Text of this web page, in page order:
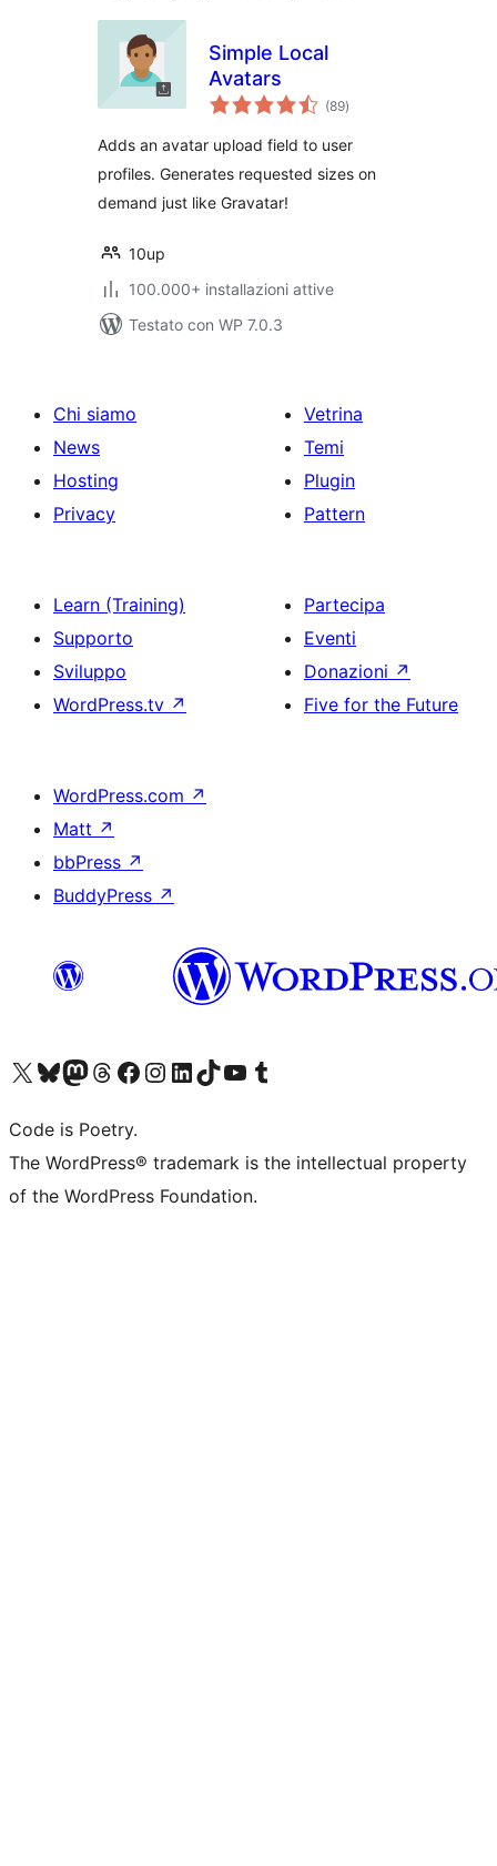
Simple Local
Avatars
(89valutazioni
totali
)
Adds an avatar upload field to user
profiles. Generates requested sizes on
demand just like Gravatar!
10up
100.000+ installazioni attive
Testato con WP 7.0.3
Chi siamo
News
Hosting
Privacy
Vetrina
Temi
Plugin
Pattern
Learn (Training)
Supporto
Sviluppo
WordPress.tv ↗
Partecipa
Eventi
Donazioni ↗
Five for the Future
WordPress.com ↗
Matt ↗
bbPress ↗
BuddyPress ↗
Visita il nostro account X (ex Twitter)
Visita il nostro account Bluesky
Visita il nostro account Mastodon
Visita il nostro account Threads
Visita la nostra pagina Facebook
Visita il nostro account Instagram
Visita il nostro account LinkedIn
Visita il nostro account TikTok
Visita il nostro canale YouTube
Visita il nostro account Tumblr
Code is Poetry.
The WordPress® trademark is the intellectual property
of the WordPress Foundation.